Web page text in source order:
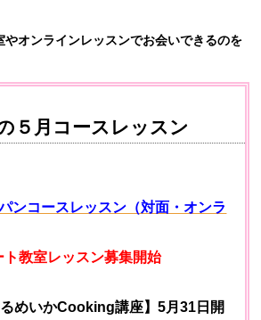
オンラインレッスンでお会いできるのを
５月コースレッスン
ンコースレッスン（対面・オンラ
ト教室レッスン募集開始
めいかCooking講座】5月31日開